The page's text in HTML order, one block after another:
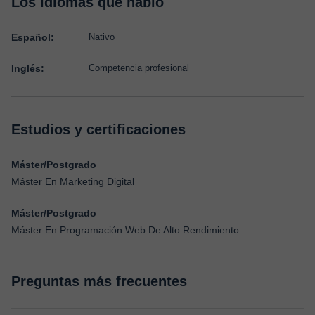
Español: Nativo
Inglés: Competencia profesional
Estudios y certificaciones
Máster/Postgrado
Máster En Marketing Digital
Máster/Postgrado
Máster En Programación Web De Alto Rendimiento
Preguntas más frecuentes